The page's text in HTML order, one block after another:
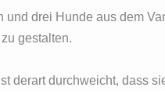
drei Hunde aus dem
gestalten.
derart durchweicht, dass